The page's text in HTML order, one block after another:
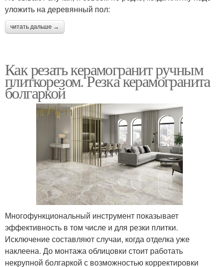
уложить на деревянный пол:
читать дальше →
Как резать керамогранит ручным
плиткорезом. Резка керамогранита
болгаркой
Многофункциональный инструмент показывает
эффективность в том числе и для резки плитки.
Исключение составляют случаи, когда отделка уже
наклеена. До монтажа облицовки стоит работать
некрупной болгаркой с возможностью корректировки